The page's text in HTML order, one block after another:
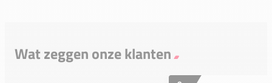
Wat zeggen onze klanten